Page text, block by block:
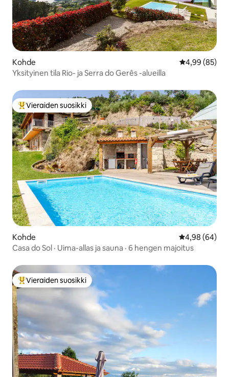
Kohde
4,99 (85)
Yksityinen tila Rio- ja Serra do Gerês -alueilla
Vieraiden suosikkien parhaimmistoa
Vieraiden suosikki
Kohde
4,98 (64)
Casa do Sol · Uima-allas ja sauna · 6 hengen majoitus
Vieraiden suosikkien parhaimmistoa
Vieraiden suosikki